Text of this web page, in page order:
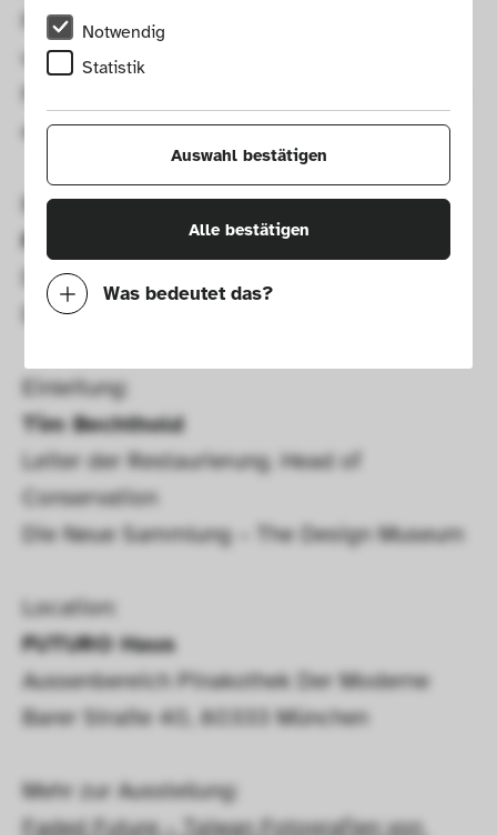
Notwendig
Statistik
Auswahl bestätigen
Alle bestätigen
Was bedeutet das?
Mit diesen Cookies können wir durch
Tracken von Nutzerverhalten auf dieser
Website die Funktionalität der Seite
verbessern. In einigen Fällen wird durch die
Cookies die Geschwindigkeit erhöht, mit der
wir deine Anfrage bearbeiten können.
werden. Das Deaktivieren dieser Cookies
kann zu schlecht ausgewählten
Empfehlungen und einem langsamen
Seitenaufbau führen. In einigen Fällen wird
erhöht, mit der wir deine Anfrage bearbeiten
können.
Präsentation einer faszinierenden Auswahl
von 15 Fotografien des Münchner
Fotokünstlers Michael Nischke – den Verfall
eines futuristischen Ferienparks in Taiwan.
Begrüßung:
Prof. Dr. Angelika Nollert
Direktorin, Die Neue Sammlung – The
Design Museum
Einleitung:
Tim Bechthold
Leiter der Restaurierung. Head of
Conservation
Die Neue Sammlung – The Design Museum
Location:
FUTURO Haus
Aussenbereich Pinakothek Der Moderne
Barer Straße 40, 80333 München
Mehr zur Ausstellung:
Faded Future – Taiwan Fotografien von